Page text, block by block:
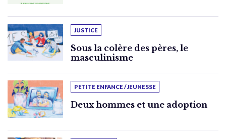
JUSTICE
Sous la colère des pères, le
masculinisme
PETITE ENFANCE / JEUNESSE
Deux hommes et une adoption